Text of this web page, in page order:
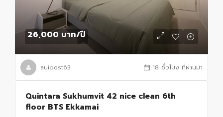
26,000 บาท/ปี
auipost63 18 ชั่วโมง ที่ผ่านมา
Quintara Sukhumvit 42 nice clean 6th
floor BTS Ekkamai